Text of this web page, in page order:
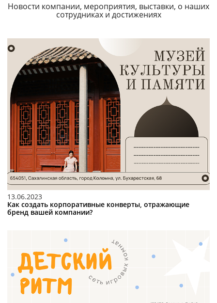
Новости компании, мероприятия, выставки, о наших
сотрудниках и достижениях
13.06.2023
Как создать корпоративные конверты, отражающие
бренд вашей компании?